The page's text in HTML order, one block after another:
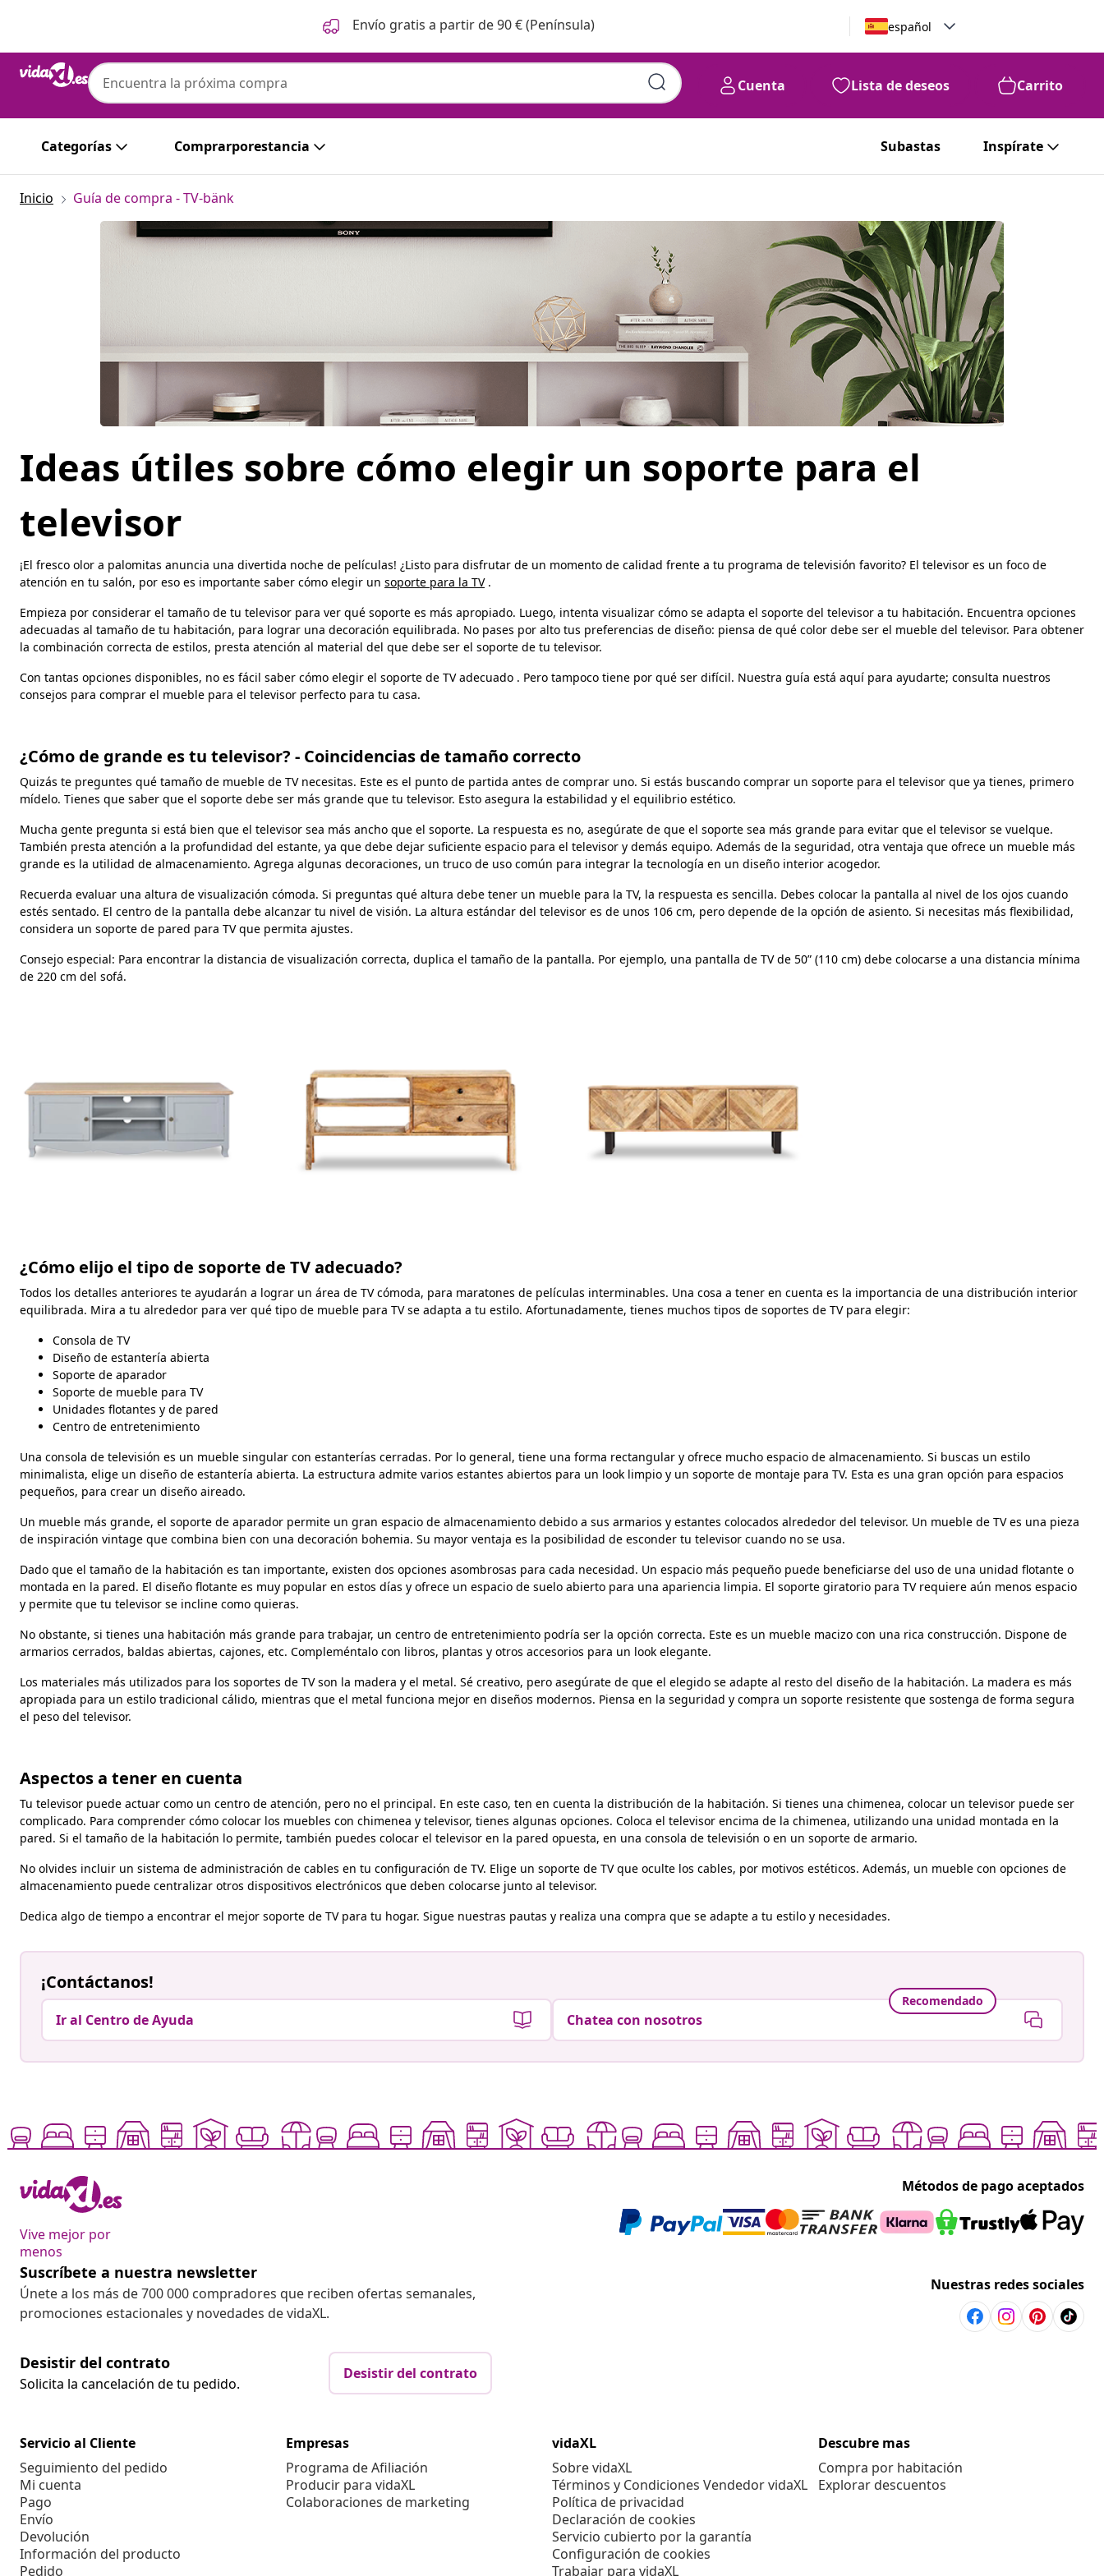
Envío gratis a partir de 90 € (Península) español
Cuenta Lista de deseos Carrito
Categorías Comprarporestancia Subastas Inspírate
Inicio Guía de compra - TV-bänk
Ideas útiles sobre cómo elegir un soporte para el
televisor
¡El fresco olor a palomitas anuncia una divertida noche de películas! ¿Listo para disfrutar de un momento de calidad frente a tu programa de televisión favorito? El televisor es un foco de
atención en tu salón, por eso es importante saber cómo elegir un soporte para la TV.
Empieza por considerar el tamaño de tu televisor para ver qué soporte es más apropiado. Luego, intenta visualizar cómo se adapta el soporte del televisor a tu habitación. Encuentra opciones
adecuadas al tamaño de tu habitación, para lograr una decoración equilibrada. No pases por alto tus preferencias de diseño: piensa de qué color debe ser el mueble del televisor. Para obtener
la combinación correcta de estilos, presta atención al material del que debe ser el soporte de tu televisor.
Con tantas opciones disponibles, no es fácil saber cómo elegir el soporte de TV adecuado . Pero tampoco tiene por qué ser difícil. Nuestra guía está aquí para ayudarte; consulta nuestros
consejos para comprar el mueble para el televisor perfecto para tu casa.
¿Cómo de grande es tu televisor? - Coincidencias de tamaño correcto
Quizás te preguntes qué tamaño de mueble de TV necesitas. Este es el punto de partida antes de comprar uno. Si estás buscando comprar un soporte para el televisor que ya tienes, primero
mídelo. Tienes que saber que el soporte debe ser más grande que tu televisor. Esto asegura la estabilidad y el equilibrio estético.
Mucha gente pregunta si está bien que el televisor sea más ancho que el soporte. La respuesta es no, asegúrate de que el soporte sea más grande para evitar que el televisor se vuelque.
También presta atención a la profundidad del estante, ya que debe dejar suficiente espacio para el televisor y demás equipo. Además de la seguridad, otra ventaja que ofrece un mueble más
grande es la utilidad de almacenamiento. Agrega algunas decoraciones, un truco de uso común para integrar la tecnología en un diseño interior acogedor.
Recuerda evaluar una altura de visualización cómoda. Si preguntas qué altura debe tener un mueble para la TV, la respuesta es sencilla. Debes colocar la pantalla al nivel de los ojos cuando
estés sentado. El centro de la pantalla debe alcanzar tu nivel de visión. La altura estándar del televisor es de unos 106 cm, pero depende de la opción de asiento. Si necesitas más flexibilidad,
considera un soporte de pared para TV que permita ajustes.
Consejo especial: Para encontrar la distancia de visualización correcta, duplica el tamaño de la pantalla. Por ejemplo, una pantalla de TV de 50” (110 cm) debe colocarse a una distancia mínima
de 220 cm del sofá.
¿Cómo elijo el tipo de soporte de TV adecuado?
Todos los detalles anteriores te ayudarán a lograr un área de TV cómoda, para maratones de películas interminables. Una cosa a tener en cuenta es la importancia de una distribución interior
equilibrada. Mira a tu alrededor para ver qué tipo de mueble para TV se adapta a tu estilo. Afortunadamente, tienes muchos tipos de soportes de TV para elegir:
Consola de TV
Diseño de estantería abierta
Soporte de aparador
Soporte de mueble para TV
Unidades flotantes y de pared
Centro de entretenimiento
Una consola de televisión es un mueble singular con estanterías cerradas. Por lo general, tiene una forma rectangular y ofrece mucho espacio de almacenamiento. Si buscas un estilo
minimalista, elige un diseño de estantería abierta. La estructura admite varios estantes abiertos para un look limpio y un soporte de montaje para TV. Esta es una gran opción para espacios
pequeños, para crear un diseño aireado.
Un mueble más grande, el soporte de aparador permite un gran espacio de almacenamiento debido a sus armarios y estantes colocados alrededor del televisor. Un mueble de TV es una pieza
de inspiración vintage que combina bien con una decoración bohemia. Su mayor ventaja es la posibilidad de esconder tu televisor cuando no se usa.
Dado que el tamaño de la habitación es tan importante, existen dos opciones asombrosas para cada necesidad. Un espacio más pequeño puede beneficiarse del uso de una unidad flotante o
montada en la pared. El diseño flotante es muy popular en estos días y ofrece un espacio de suelo abierto para una apariencia limpia. El soporte giratorio para TV requiere aún menos espacio
y permite que tu televisor se incline como quieras.
No obstante, si tienes una habitación más grande para trabajar, un centro de entretenimiento podría ser la opción correcta. Este es un mueble macizo con una rica construcción. Dispone de
armarios cerrados, baldas abiertas, cajones, etc. Compleméntalo con libros, plantas y otros accesorios para un look elegante.
Los materiales más utilizados para los soportes de TV son la madera y el metal. Sé creativo, pero asegúrate de que el elegido se adapte al resto del diseño de la habitación. La madera es más
apropiada para un estilo tradicional cálido, mientras que el metal funciona mejor en diseños modernos. Piensa en la seguridad y compra un soporte resistente que sostenga de forma segura
el peso del televisor.
Aspectos a tener en cuenta
Tu televisor puede actuar como un centro de atención, pero no el principal. En este caso, ten en cuenta la distribución de la habitación. Si tienes una chimenea, colocar un televisor puede ser
complicado. Para comprender cómo colocar los muebles con chimenea y televisor, tienes algunas opciones. Coloca el televisor encima de la chimenea, utilizando una unidad montada en la
pared. Si el tamaño de la habitación lo permite, también puedes colocar el televisor en la pared opuesta, en una consola de televisión o en un soporte de armario.
No olvides incluir un sistema de administración de cables en tu configuración de TV. Elige un soporte de TV que oculte los cables, por motivos estéticos. Además, un mueble con opciones de
almacenamiento puede centralizar otros dispositivos electrónicos que deben colocarse junto al televisor.
Dedica algo de tiempo a encontrar el mejor soporte de TV para tu hogar. Sigue nuestras pautas y realiza una compra que se adapte a tu estilo y necesidades.
¡Contáctanos!
Ir al Centro de Ayuda
Recomendado
Chatea con nosotros
Vive mejor por
menos
Métodos de pago aceptados
Suscríbete a nuestra newsletter
Únete a los más de 700 000 compradores que reciben ofertas semanales,
promociones estacionales y novedades de vidaXL.
Nuestras redes sociales
Desistir del contrato
Solicita la cancelación de tu pedido.
Desistir del contrato
Servicio al Cliente
Seguimiento del pedido
Mi cuenta
Pago
Envío
Devolución
Información del producto
Pedido
Empresas
Programa de Afiliación
Producir para vidaXL
Colaboraciones de marketing
vidaXL
Sobre vidaXL
Términos y Condiciones Vendedor vidaXL
Política de privacidad
Declaración de cookies
Servicio cubierto por la garantía
Configuración de cookies
Trabajar para vidaXL
Descubre mas
Compra por habitación
Explorar descuentos